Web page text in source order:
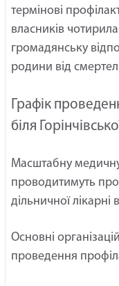
термінові
власників
громадянську
родини від
Графік
біля
Масштабну
проводитимуть
дільничної
Основні
проведення